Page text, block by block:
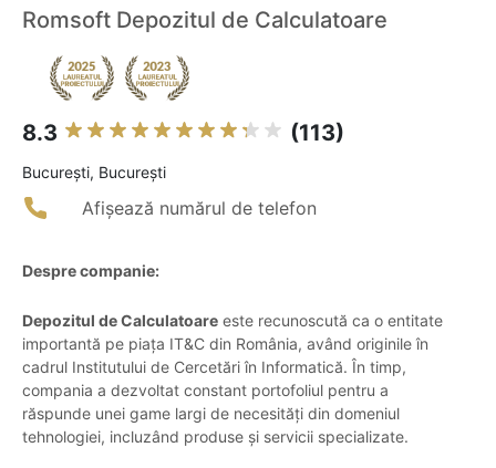
Romsoft Depozitul de Calculatoare
8.3 (113)
Bucureşti, București
Afișează numărul de telefon
Despre companie:
Depozitul de Calculatoare este recunoscută ca o entitate
importantă pe piața IT&C din România, având originile în
cadrul Institutului de Cercetări în Informatică. În timp,
compania a dezvoltat constant portofoliul pentru a
răspunde unei game largi de necesități din domeniul
tehnologiei, incluzând produse și servicii specializate.